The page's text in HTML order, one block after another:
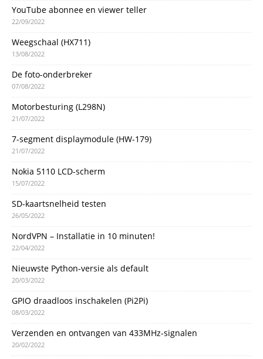
YouTube abonnee en viewer teller
22/09/2022
Weegschaal (HX711)
13/08/2022
De foto-onderbreker
07/08/2022
Motorbesturing (L298N)
21/07/2022
7-segment displaymodule (HW-179)
21/07/2022
Nokia 5110 LCD-scherm
15/07/2022
SD-kaartsnelheid testen
26/05/2022
NordVPN – Installatie in 10 minuten!
22/04/2022
Nieuwste Python-versie als default
20/03/2022
GPIO draadloos inschakelen (Pi2Pi)
08/03/2022
Verzenden en ontvangen van 433MHz-signalen
20/02/2022